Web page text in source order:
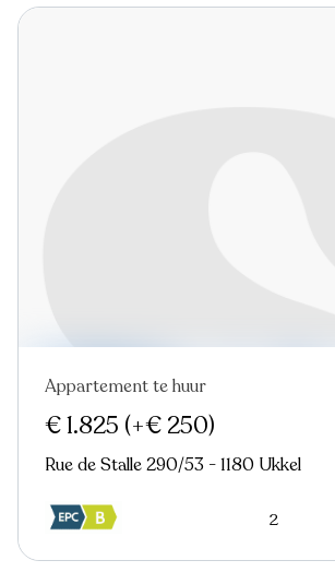
Nieuw
Appartement te huur
€ 1.825 (+€ 250)
Rue de Stalle 290/53 - 1180 Ukkel
2